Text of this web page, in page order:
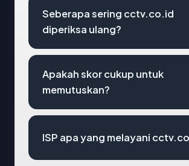
Seberapa sering cctv.co.id
diperiksa ulang?
Apakah skor cukup untuk
memutuskan?
ISP apa yang melayani